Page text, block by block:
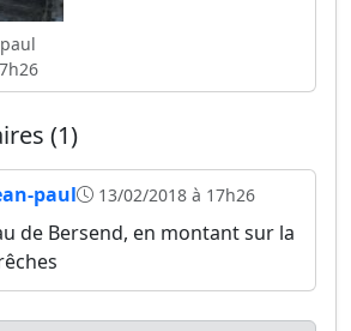
(1)
paul 13/02/2018 à 17h26
de Bersend, en montant sur la